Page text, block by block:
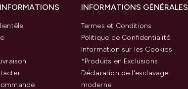
INFORMATIONS GÉNÉRALES
Termes et Conditions
Politique de Confidentialité
Information sur les Cookies
*Produits en Exclusions
Déclaration de l'esclavage
moderne